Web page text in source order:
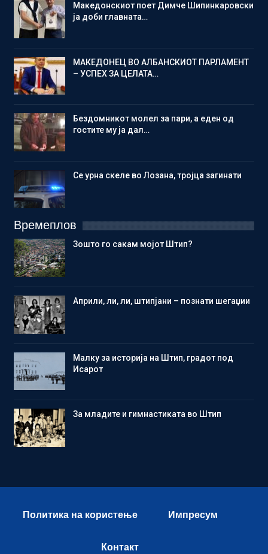
Македонскиот поет Димче Шипинкаровски
ја доби главната…
МАКЕДОНЕЦ ВО АЛБАНСКИОТ ПАРЛАМЕНТ
– УСПЕХ ЗА ЦЕЛАТА…
Бездомникот молел за пари, а еден од
гостите му ја дал…
Се урна скеле во Лозана, тројца загинати
Времеплов
Зошто го сакам мојот Штип?
Aприли, ли, ли, штипјани – познати шегаџии
Малку за историја на Штип, градот под
Исарот
Зa младите и гимнастиката во Штип
Политика на користење Импресум
Контакт